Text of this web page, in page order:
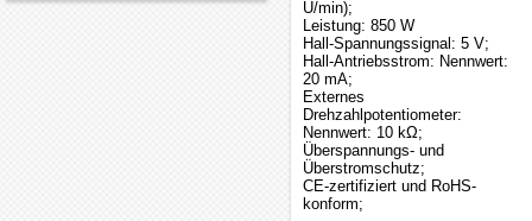
U/min);
Leistung: 850 W
Hall-Spannungssignal: 5 V;
Hall-Antriebsstrom: Nennwert:
20 mA;
Externes
Drehzahlpotentiometer:
Nennwert: 10 kΩ;
Überspannungs- und
Überstromschutz;
CE-zertifiziert und RoHS-
konform;